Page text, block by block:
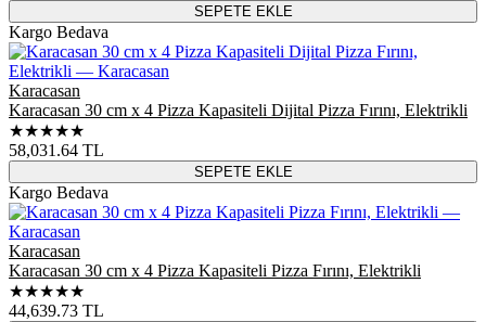
SEPETE EKLE
Kargo Bedava
Karacasan
Karacasan 30 cm x 4 Pizza Kapasiteli Dijital Pizza Fırını, Elektrikli
★★★★★
58,031.64 TL
SEPETE EKLE
Kargo Bedava
Karacasan
Karacasan 30 cm x 4 Pizza Kapasiteli Pizza Fırını, Elektrikli
★★★★★
44,639.73 TL